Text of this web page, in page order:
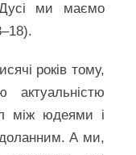
ми маємо
років тому,
актуальністю
між юдеями і
А ми,